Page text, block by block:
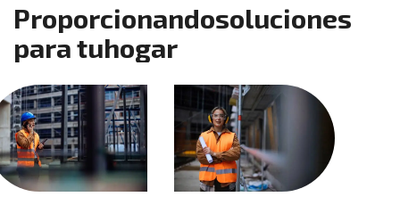
Proporcionandosoluciones
paratuhogar